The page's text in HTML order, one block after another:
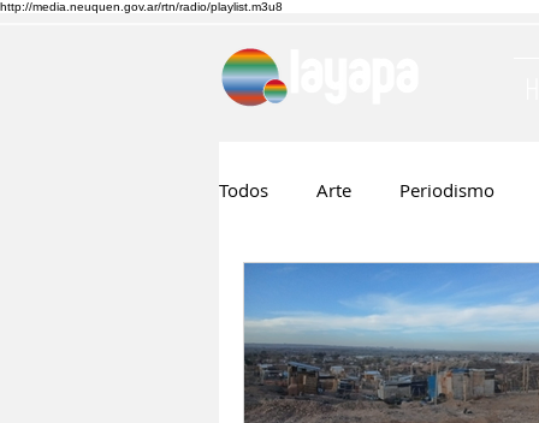
http://media.neuquen.gov.ar/rtn/radio/playlist.m3u8
Todos Arte Periodismo
Hilda Lopez
Musica Cine Nico